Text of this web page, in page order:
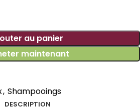
au panier
maintenant
, Shampooings
DESCRIPTION